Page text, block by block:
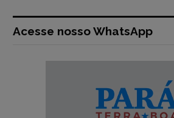
Acesse nosso WhatsApp